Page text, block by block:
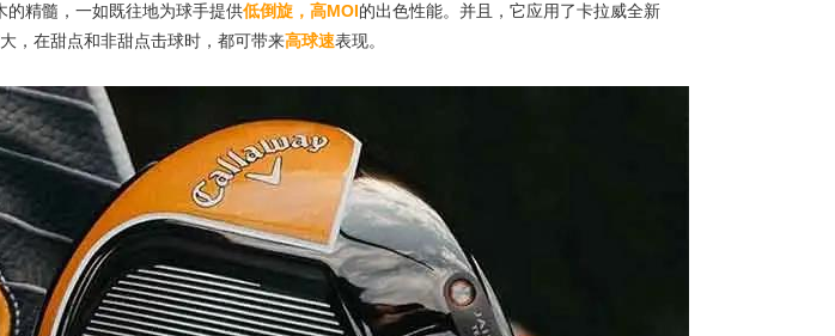
的精髓，一如既往地为球手提供低倒旋，高MOI的出色性能。并且，它应用了卡拉威全新
，在甜点和非甜点击球时，都可带来高球速表现。